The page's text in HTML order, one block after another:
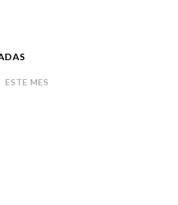
normativa vixente en materia de
de Carácter Persoal, a Real Academia
usuarios que faciliten o seu correo
calquera outra información de carácter
ESTE MES